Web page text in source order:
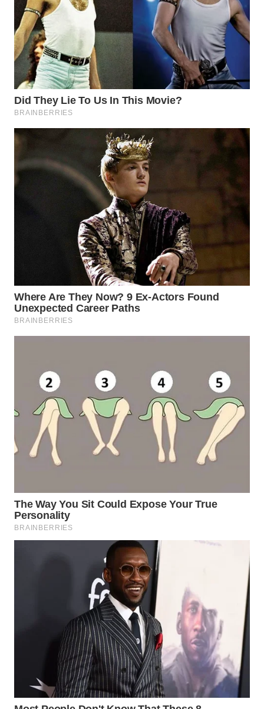
WN
PRIANGAN
TIMUR
WN
SEMARANG
WN
BOROBUDUR
NATUNA
WN
BINTAN
WN
MANDALIKA
WN
LIKUPANG
WN
LABUANBAJO
WN
BORNEO
Wahana
WAHANA
ADVOKAT